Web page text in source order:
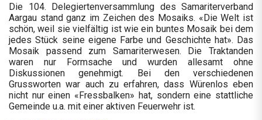
Die 104. Delegiertenversammlung des Samariterverband
Aargau stand ganz im Zeichen des Mosaiks. «Die Welt ist
schön, weil sie vielfältig ist wie ein buntes Mosaik bei dem
jedes Stück seine eigene Farbe und Geschichte hat». Das
Mosaik passend zum Samariterwesen. Die Traktanden
waren nur Formsache und wurden allesamt ohne
Diskussionen genehmigt. Bei den verschiedenen
Grussworten war auch zu erfahren, dass Würenlos eben
nicht nur einen «Fressbalken» hat, sondern eine stattliche
Gemeinde u.a. mit einer aktiven Feuerwehr ist.